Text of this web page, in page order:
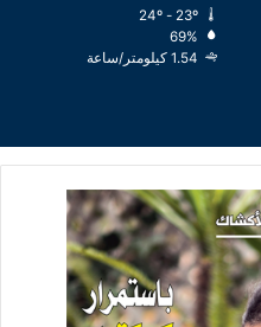
69%
1.54 كيلومتر/ساعة